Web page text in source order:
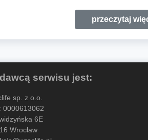
przeczytaj
serwisu jest:
sp. z o.o.
0000613062
6E
Wrocław